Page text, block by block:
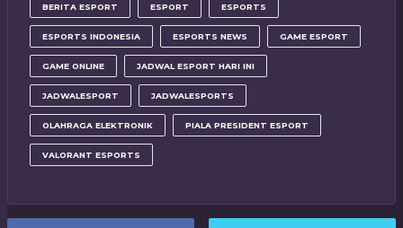
BERITA ESPORT ESPORT ESPORTS
ESPORTS INDONESIA ESPORTS NEWS GAME ESPORT
GAME ONLINE JADWAL ESPORT HARI INI
JADWALESPORT JADWALESPORTS
OLAHRAGA ELEKTRONIK PIALA PRESIDENT ESPORT
VALORANT ESPORTS